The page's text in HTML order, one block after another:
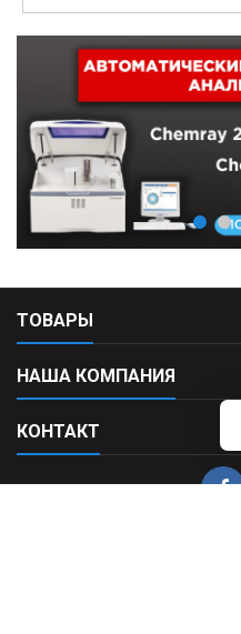
ТОВАРЫ
НАША КОМПАНИЯ
КОНТАКТ